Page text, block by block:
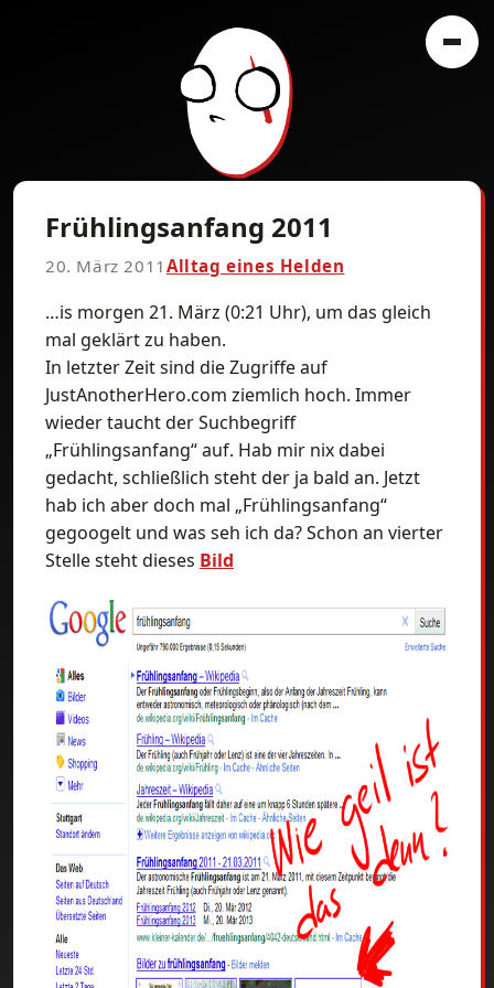
Frühlingsanfang 2011
20. März 2011 Alltag eines Helden
…is morgen 21. März (0:21 Uhr), um das gleich
mal geklärt zu haben.
In letzter Zeit sind die Zugriffe auf
JustAnotherHero.com ziemlich hoch. Immer
wieder taucht der Suchbegriff
„Frühlingsanfang“ auf. Hab mir nix dabei
gedacht, schließlich steht der ja bald an. Jetzt
hab ich aber doch mal „Frühlingsanfang“
gegoogelt und was seh ich da? Schon an vierter
Stelle steht dieses Bild